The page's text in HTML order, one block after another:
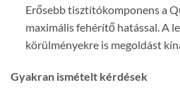
Erősebb tisztítókomponens a
maximális fehérítő hatással. A
körülményekre is megoldást
Gyakran ismételt kérdések